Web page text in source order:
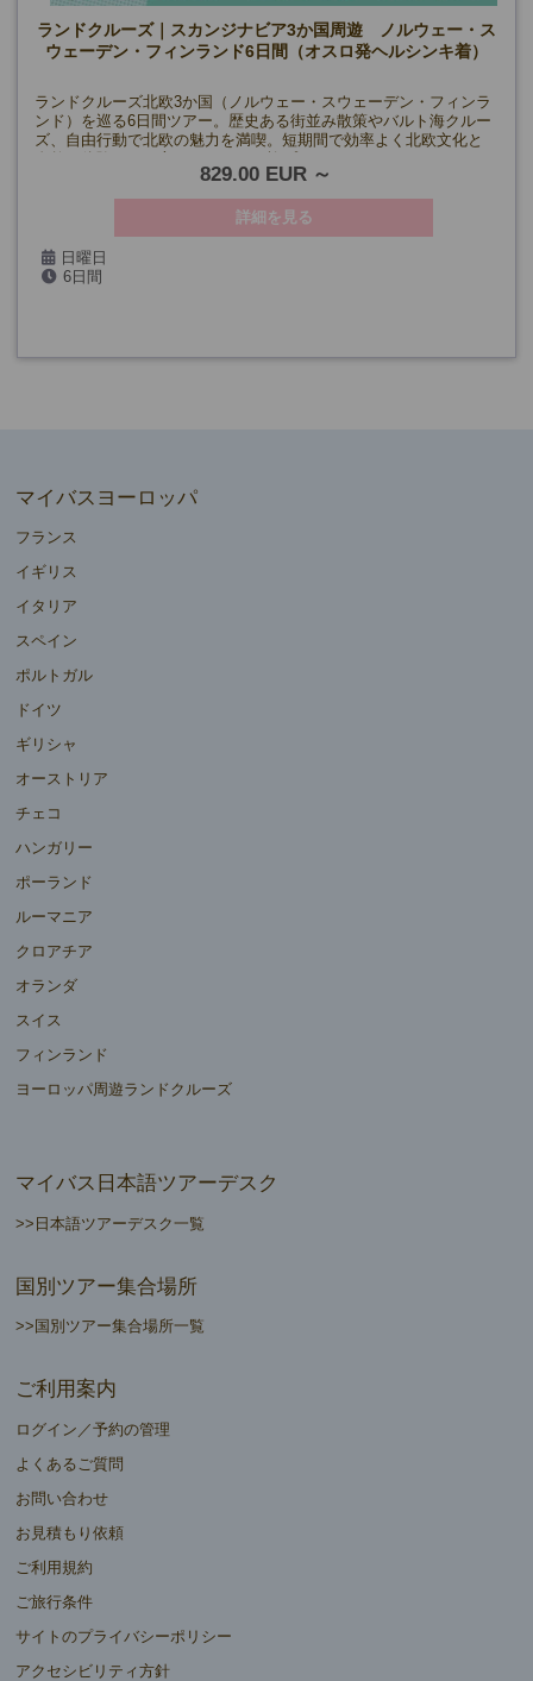
ランドクルーズ｜スカンジナビア3か国周遊 ノルウェー・ス
ウェーデン・フィンランド6日間（オスロ発ヘルシンキ着）
ランドクルーズ北欧3か国（ノルウェー・スウェーデン・フィンラ
ンド）を巡る6日間ツアー。歴史ある街並み散策やバルト海クルー
ズ、自由行動で北欧の魅力を満喫。短期間で効率よく北欧文化と
829.00 EUR
詳細を見る
日曜日
5/10・24、6月～8月、9/13・27、10/11、11/22、
6日間
マイバスヨーロッパ
フランス
イギリス
イタリア
スペイン
ポルトガル
ドイツ
ギリシャ
オーストリア
チェコ
ハンガリー
ポーランド
ルーマニア
クロアチア
オランダ
スイス
フィンランド
ヨーロッパ周遊ランドクルーズ
マイバス日本語ツアーデスク
>>日本語ツアーデスク一覧
国別ツアー集合場所
>>国別ツアー集合場所一覧
ご利用案内
ログイン／予約の管理
よくあるご質問
お問い合わせ
お見積もり依頼
ご利用規約
ご旅行条件
サイトのプライバシーポリシー
アクセシビリティ方針